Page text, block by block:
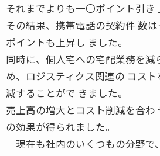
それまでよりも一〇ポイント引き
その結果、携帯電話の契約件 数
ポイントも上昇し ました。
同時に、個人宅への宅配業務を減
め、ロジスティクス関連の コス
減することがで きました。
売上高の増大とコスト削減を合わ
の効果が得られました。
現在も社内のいくつもの分野で